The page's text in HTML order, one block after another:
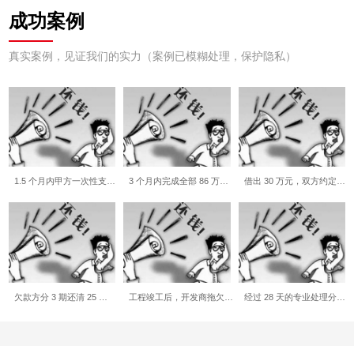
成功案例
真实案例，见证我们的实力（案例已模糊处理，保护隐私）
1.5 个月内甲方一次性支…
欠款方分 3 期还清 25 …
3 个月内完成全部 86 万…
工程竣工后，开发商拖欠…
借出 30 万元，双方约定…
经过 28 天的专业处理分…